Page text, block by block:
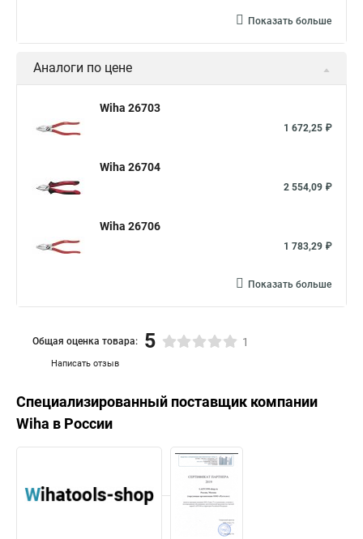
Показать больше
Аналоги по цене
Wiha 26703
1 672,25 ₽
Wiha 26704
2 554,09 ₽
Wiha 26706
1 783,29 ₽
Показать больше
Написать отзыв
Общая оценка товара: 5 1
Специализированный поставщик компании
Wiha в России